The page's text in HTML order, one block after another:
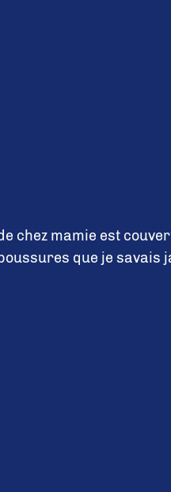
mamie est
que je